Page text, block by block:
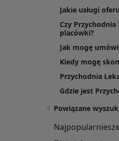
Jakie usługi
Czy
placówki?
Jak mogę
Kiedy mogę
Przychodnia
Gdzie jest
Powiązane